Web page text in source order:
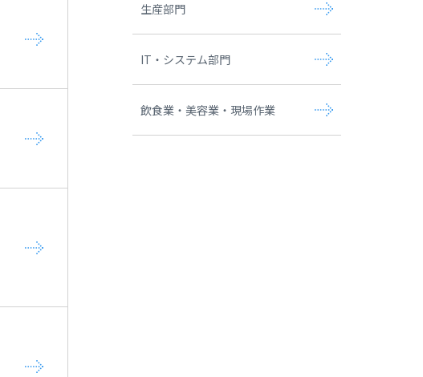
生産部門
IT・システム部門
飲食業・美容業・現場作業